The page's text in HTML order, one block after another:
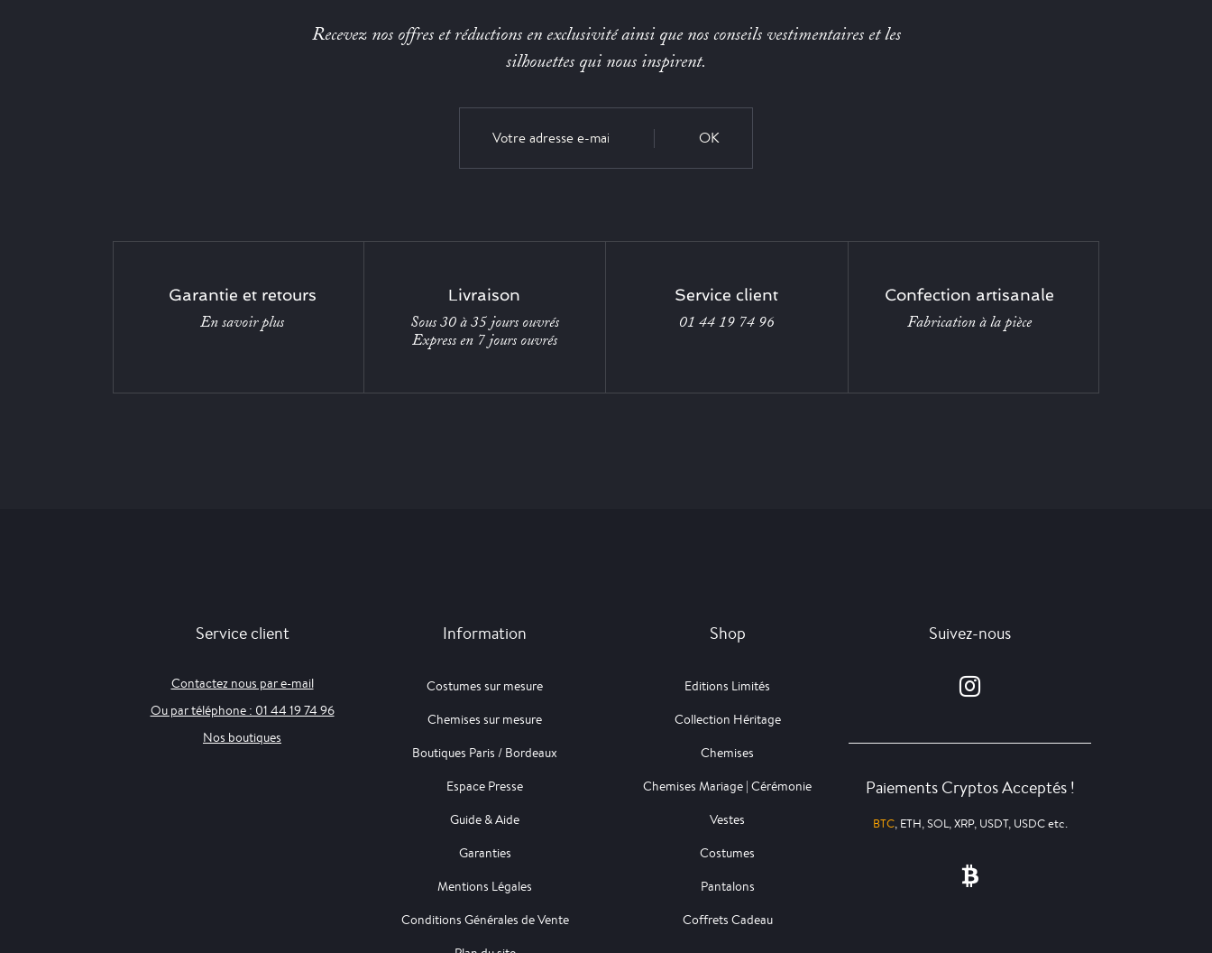
Recevez nos offres et réductions en exclusivité ainsi que nos conseils vestimentaires et les
silhouettes qui nous inspirent.
OK
Garantie et retours
En savoir plus
Livraison
Sous 30 à 35 jours ouvrés
Express en 7 jours ouvrés
Service client
01 44 19 74 96
Confection artisanale
Fabrication à la pièce
Service client
Contactez nous par e-mail
Ou par téléphone : 01 44 19 74 96
Nos boutiques
Information
Costumes sur mesure
Chemises sur mesure
Boutiques Paris / Bordeaux
Espace Presse
Guide & Aide
Garanties
Mentions Légales
Conditions Générales de Vente
Shop
Editions Limités
Collection Héritage
Chemises
Chemises Mariage | Cérémonie
Vestes
Costumes
Pantalons
Coffrets Cadeau
Suivez-nous
Paiements Cryptos Acceptés !
BTC, ETH, SOL, XRP, USDT, USDC etc.